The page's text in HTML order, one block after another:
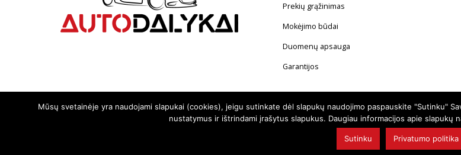
Prekių grąžinimas
Mokėjimo būdai
Duomenų apsauga
Garantijos
Mūsų svetainėje yra naudojami slapukai (cookies), jeigu sutinkate dėl slapukų naudojimo paspauskite "Sutinku"
nustatymus ir ištrindami įrašytus slapukus. Daugiau informacijos apie slapukų
Sutinku Privatumo politika